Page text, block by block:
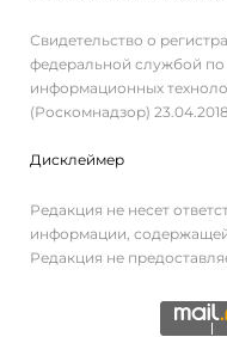
Свидетельство о
федеральной службой по
информационных
(Роскомнадзор) 23.04.2018
Дисклеймер
Редакция не несет
информации,
Редакция не